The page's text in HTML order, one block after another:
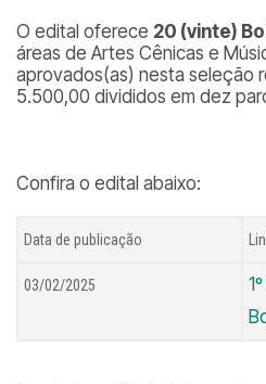
O edital oferece 20 (vinte)
áreas de Artes Cênicas e
aprovados(as) nesta seleção
5.500,00 divididos em dez
Confira o edital abaixo:
Data de publicação
03/02/2025